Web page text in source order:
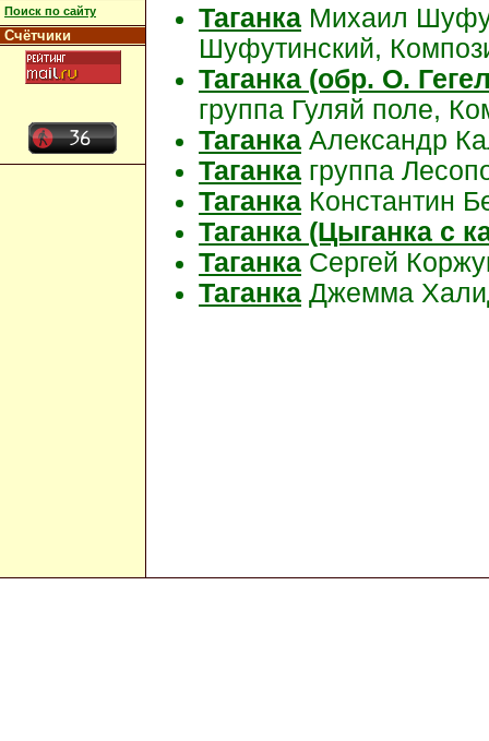
Поиск по сайту
Счётчики
Таганка Михаил
Шуфутинский,
Таганка (обр. О.
группа Гуляй поле,
Таганка Александр
Таганка группа
Таганка Константин
Таганка (Цыганка с
Таганка Сергей
Таганка Джемма